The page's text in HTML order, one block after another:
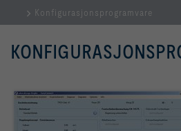
Konfigurasjonsprogramvare